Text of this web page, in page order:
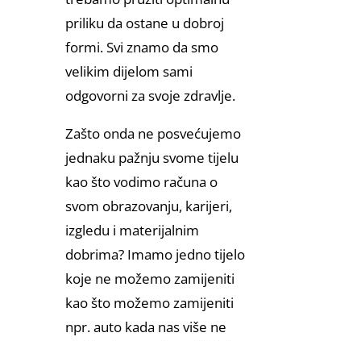
priliku da ostane u dobroj
formi. Svi znamo da smo
velikim dijelom sami
odgovorni za svoje zdravlje.
Zašto onda ne posvećujemo
jednaku pažnju svome tijelu
kao što vodimo računa o
svom obrazovanju, karijeri,
izgledu i materijalnim
dobrima? Imamo jedno tijelo
koje ne možemo zamijeniti
kao što možemo zamijeniti
npr. auto kada nas više ne